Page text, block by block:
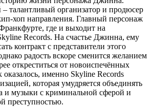
талантливый организатор и продюсер
хоп направления. Главный персонаж
где и выходит на
Records. На счастье Джинна, ему
контракт с представители этого
радость вскоре сменится желанием
откреститься от новоиспечённых
оказалось, именно Skyline Records
которая умудряется объединять
и музыки с криминальной сферой и
преступностью.